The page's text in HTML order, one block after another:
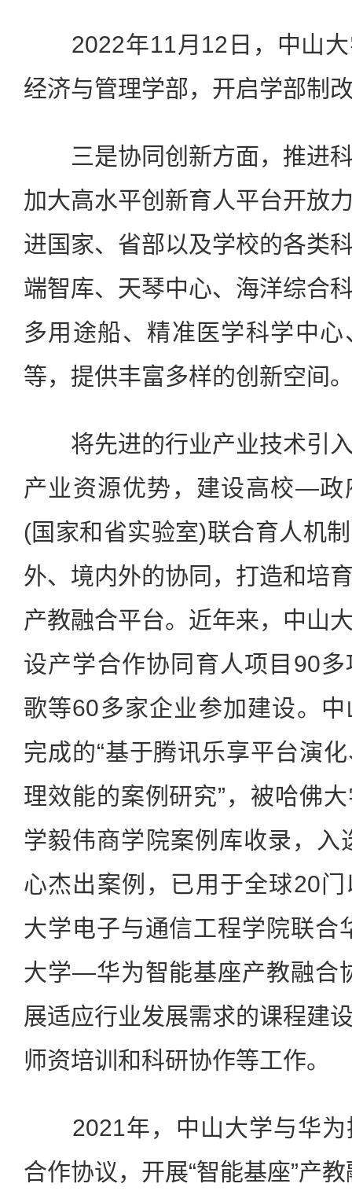
2022年11月12日，中山
经济与管理学部，开启学部制
三是协同创新方面，推进科
加大高水平创新育人平台开放
进国家、省部以及学校的各类
端智库、天琴中心、海洋综合
多用途船、精准医学科学中
等，提供丰富多样的创新空间
将先进的行业产业技术引入
产业资源优势，建设高校—
(国家和省实验室)联合育人机
外、境内外的协同，打造和培
产教融合平台。近年来，中山
设产学合作协同育人项目90
歌等60多家企业参加建设。
完成的“基于腾讯乐享平台演
理效能的案例研究”，被哈佛
学毅伟商学院案例库收录，入
心杰出案例，已用于全球20
大学电子与通信工程学院联合
大学—华为智能基座产教融合
展适应行业发展需求的课程建
师资培训和科研协作等工作。
2021年，中山大学与华为
合作协议，开展“智能基座”产